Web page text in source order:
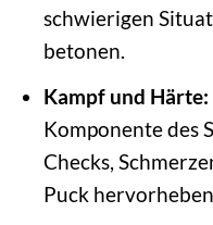
schwierigen
betonen.
Kampf und Härte:
Komponente des
Checks,
Puck